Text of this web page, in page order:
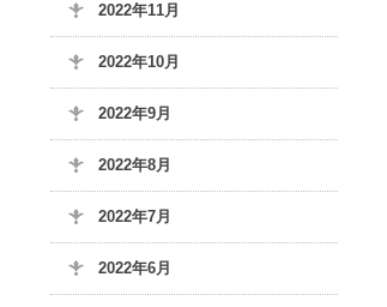
2022年11月
2022年10月
2022年9月
2022年8月
2022年7月
2022年6月